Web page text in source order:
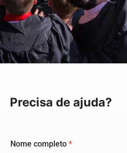
Precisa de ajuda?
Nome completo *